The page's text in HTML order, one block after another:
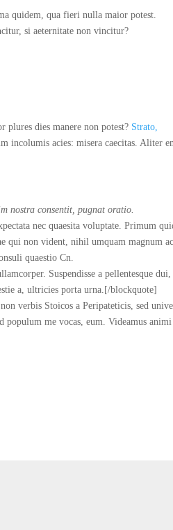
quidem, qua fieri nulla maior potest.
si aeternitate non vincitur?
dies manere non potest? Strato,
incolumis acies: misera caecitas. Aliter
nostra consentit, pugnat oratio.
nec quaesita voluptate. Primum
qui non vident, nihil umquam magnum
quaestio Cn.
Suspendisse a pellentesque
a, ultricies porta urna.[/blockquote]
verbis Stoicos a Peripateticis, sed
populum me vocas, eum. Videamus animi